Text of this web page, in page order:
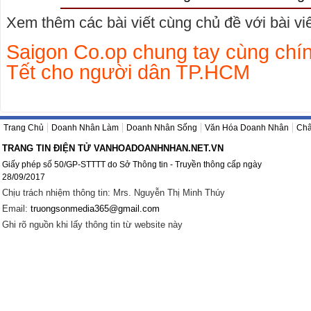
Xem thêm các bài viết cùng chủ đề với bài
Saigon Co.op chung tay cùng
Tết cho người dân TP.HCM
Trang Chủ Doanh Nhân Làm Doanh Nhân Sống Văn Hóa Doanh Nhân
TRANG TIN ĐIỆN TỬ VANHOADOANHNHAN.NET.VN
Giấy phép số 50/GP-STTTT do Sở Thông tin - Truyền thông cấp ngày
28/09/2017
Chịu trách nhiệm thông tin: Mrs. Nguyễn Thị Minh Thúy
Email: truongsonmedia365@gmail.com
Ghi rõ nguồn khi lấy thông tin từ website này